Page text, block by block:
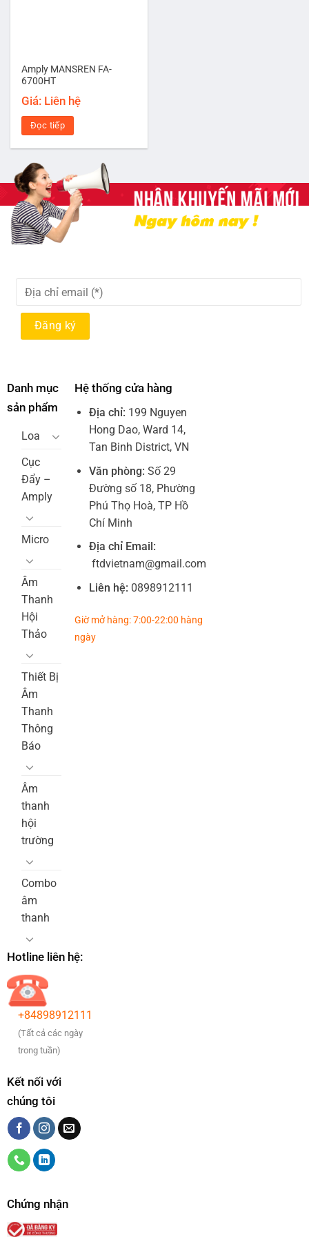
Amply MANSREN FA-
6700HT
Giá: Liên hệ
Đọc tiếp
Danh mục
sản phẩm
Loa
Cục
Đẩy –
Amply
Micro
Âm
Thanh
Hội
Thảo
Thiết Bị
Âm
Thanh
Thông
Báo
Âm
thanh
hội
trường
Combo
âm
thanh
Hệ thống cửa hàng
Địa chỉ: 199 Nguyen
Hong Dao, Ward 14,
Tan Binh District, VN
Văn phòng: Số 29
Đường số 18, Phường
Phú Thọ Hoà, TP Hồ
Chí Minh
Địa chỉ Email:
ftdvietnam@gmail.com
Liên hệ: 0898912111
Giờ mở hàng: 7:00-22:00 hàng
ngày
Hotline liên hệ:
+84898912111
(Tất cả các ngày
trong tuần)
Kết nối với
chúng tôi
Chứng nhận